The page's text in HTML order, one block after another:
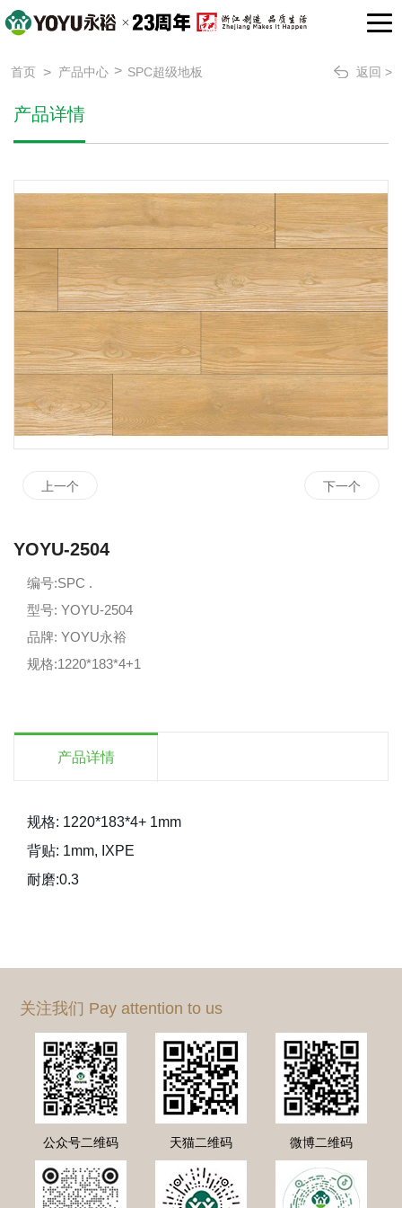
首页 > 产品中心 > SPC超级地板 返回 >
产品详情
上一个 下一个
YOYU-2504
编号:SPC .
型号: YOYU-2504
品牌: YOYU永裕
规格:1220*183*4+1
产品详情
规格: 1220*183*4+ 1mm
背贴: 1mm, IXPE
耐磨:0.3
关注我们 Pay attention to us
公众号二维码 天猫二维码 微博二维码